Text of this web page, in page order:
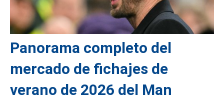
Panorama completo del
mercado de fichajes de
verano de 2026 del Man